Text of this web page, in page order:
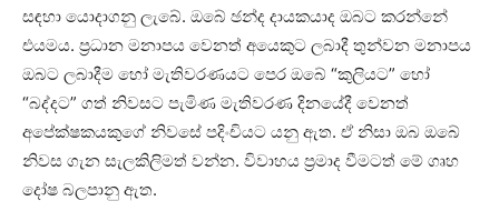
සඳහා යොදාගනු ලැබේ. ඔබේ ඡන්ද දායකයාද ඔබට කරන්නේ
එයමය. ප්‍රධාන මනාපය වෙනත් අයෙකුට ලබාදී තුන්වන මනාපය
ඔබට ලබාදීම හෝ මැතිවරණයට පෙර ඔබේ “කුලියට” හෝ
“බද්දට” ගත් නිවසට පැමිණ මැතිවරණ දිනයේදී වෙනත්
අපේක්‌ෂකයකුගේ නිවසේ පදිංචියට යනු ඇත. ඒ නිසා ඔබ ඔබේ
නිවස ගැන සැලකිලිමත් වන්න. විවාහය ප්‍රමාද වීමටත් මේ ගෘහ
දෝෂ බලපානු ඇත.